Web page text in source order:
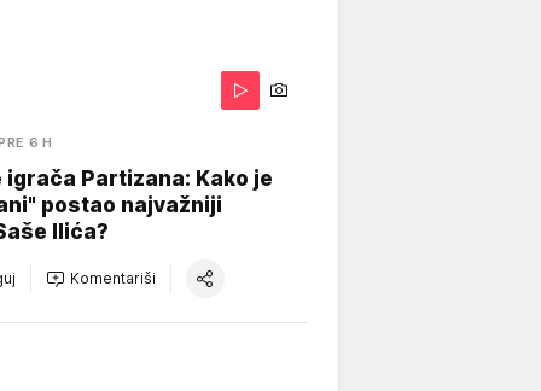
6 H
igrača Partizana: Kako je
postao najvažniji
Ilića?
Komentariši